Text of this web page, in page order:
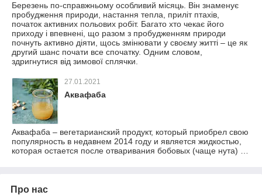
Березень по-справжньому особливий місяць. Він знаменує
пробудження природи, настання тепла, приліт птахів,
початок активних польових робіт. Багато хто чекає його
приходу і впевнені, що разом з пробудженням природи
почнуть активно діяти, щось змінювати у своєму житті – це як
другий шанс почати все спочатку. Одним словом,
здригнутися від зимової сплячки.
27.01.2021
Аквафаба
Аквафаба – вегетарианский продукт, который приобрел свою
популярность в недавнем 2014 году и является жидкостью,
которая остается после отваривания бобовых (чаще нута) …
Про нас